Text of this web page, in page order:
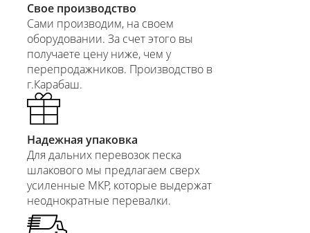
Свое производство
Сами производим, на своем
оборудовании. За счет этого вы
получаете цену ниже, чем у
перепродажников. Производство в
г.Карабаш.
Надежная упаковка
Для дальних перевозок песка
шлакового мы предлагаем сверх
усиленные МКР, которые выдержат
неоднократные перевалки.